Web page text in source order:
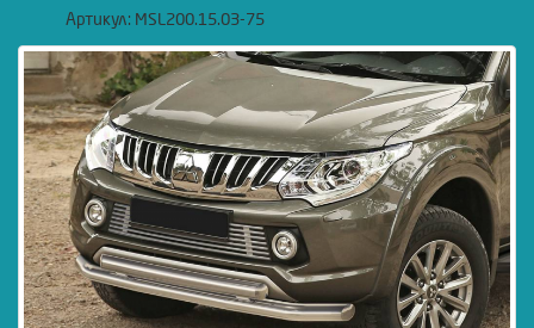
Артикул: MSL200.15.03-75